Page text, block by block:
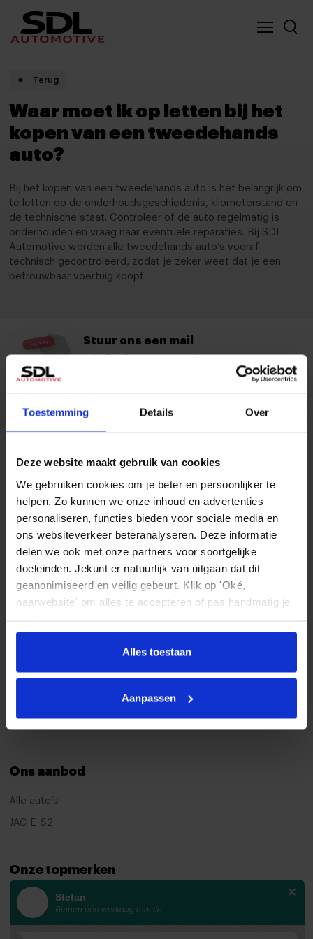
Toestemming Details Over
Deze website maakt gebruik van cookies
We gebruiken cookies om je beter en persoonlijker te
helpen. Zo kunnen we onze inhoud en advertenties
personaliseren, functies bieden voor sociale media en
ons websiteverkeer beteranalyseren. Deze informatie
delen we ook met onze partners voor soortgelijke
doeleinden. Jekunt er natuurlijk van uitgaan dat dit
geanonimiseerd en veilig gebeurt. Klik op 'Oké,
naarwebsite' om alles te accepteren of pas handmatig je
Alles toestaan
Aanpassen
Nieuwe locatie SDL
Vergelijker
Terug
Waar moet ik op letten bij het
kopen van een tweedehands
auto?
Bij het kopen van een tweedehands auto is het belangrijk om
te letten op de onderhoudsgeschiedenis, kilometerstand en
de technische staat. Controleer of de auto regelmatig is
onderhouden en vraag naar eventuele reparaties. Bij SDL
Automotive worden alle tweedehands auto’s vooraf
technisch gecontroleerd, zodat je zeker weet dat je een
betrouwbaar voertuig koopt.
Stuur ons een mail
info@sdlautomotive.nl
Contact met een adviseur
SDL Automotive
Telefoonnummer
+31 40 297 15 59
Handige informatie
Over ons
Ons aanbod
Alle auto’s
JAC E-S2
Onze topmerken
KIA
Ford
Stefan
Binnen één werkdag reactie